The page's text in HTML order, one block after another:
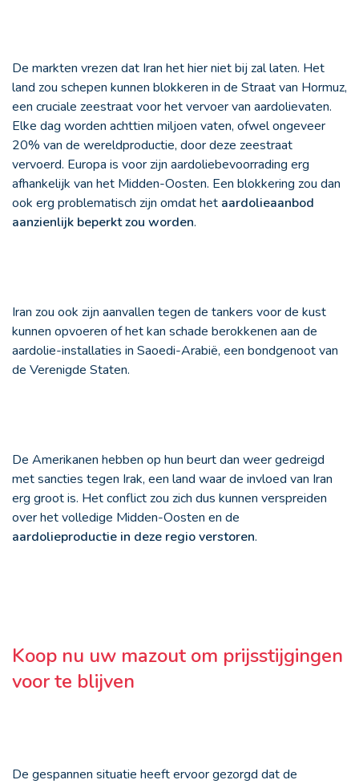
De markten vrezen dat Iran het hier niet bij zal laten. Het
land zou schepen kunnen blokkeren in de Straat van Hormuz,
een cruciale zeestraat voor het vervoer van aardolievaten.
Elke dag worden achttien miljoen vaten, ofwel ongeveer
20% van de wereldproductie, door deze zeestraat
vervoerd. Europa is voor zijn aardoliebevoorrading erg
afhankelijk van het Midden-Oosten. Een blokkering zou dan
ook erg problematisch zijn omdat het aardolieaanbod
aanzienlijk beperkt zou worden.
Iran zou ook zijn aanvallen tegen de tankers voor de kust
kunnen opvoeren of het kan schade berokkenen aan de
aardolie-installaties in Saoedi-Arabië, een bondgenoot van
de Verenigde Staten.
De Amerikanen hebben op hun beurt dan weer gedreigd
met sancties tegen Irak, een land waar de invloed van Iran
erg groot is. Het conflict zou zich dus kunnen verspreiden
over het volledige Midden-Oosten en de
aardolieproductie in deze regio verstoren.
Koop nu uw mazout om prijsstijgingen
voor te blijven
De gespannen situatie heeft ervoor gezorgd dat de